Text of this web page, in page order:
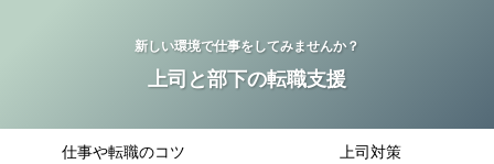
新しい環境で仕事をしてみませんか？
上司と部下の転職支援
仕事や転職のコツ
上司対策